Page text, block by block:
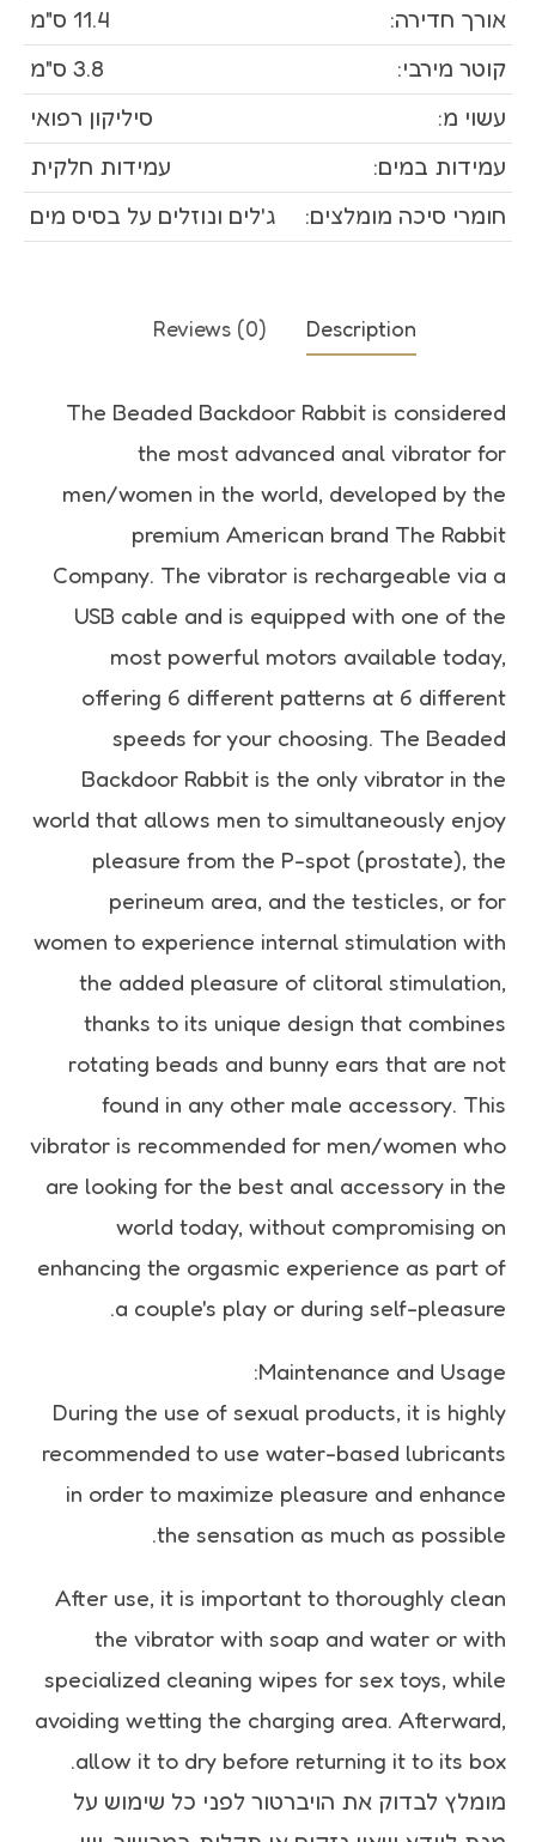
אורך חדירה:
11.4 ס"מ
קוטר מירבי:
3.8 ס"מ
עשוי מ:
סיליקון רפואי
עמידות במים:
עמידות חלקית
חומרי סיכה מומלצים:
ג'לים ונוזלים על בסיס מים
Description
Reviews (0)
The Beaded Backdoor Rabbit is considered
the most advanced anal vibrator for
men/women in the world, developed by the
premium American brand The Rabbit
Company. The vibrator is rechargeable via a
USB cable and is equipped with one of the
most powerful motors available today,
offering 6 different patterns at 6 different
speeds for your choosing. The Beaded
Backdoor Rabbit is the only vibrator in the
world that allows men to simultaneously enjoy
pleasure from the P-spot (prostate), the
perineum area, and the testicles, or for
women to experience internal stimulation with
the added pleasure of clitoral stimulation,
thanks to its unique design that combines
rotating beads and bunny ears that are not
found in any other male accessory. This
vibrator is recommended for men/women who
are looking for the best anal accessory in the
world today, without compromising on
enhancing the orgasmic experience as part of
a couple's play or during self-pleasure.
Maintenance and Usage:
During the use of sexual products, it is highly
recommended to use water-based lubricants
in order to maximize pleasure and enhance
the sensation as much as possible.
After use, it is important to thoroughly clean
the vibrator with soap and water or with
specialized cleaning wipes for sex toys, while
avoiding wetting the charging area. Afterward,
allow it to dry before returning it to its box.
מומלץ לבדוק את הויברטור לפני כל שימוש על